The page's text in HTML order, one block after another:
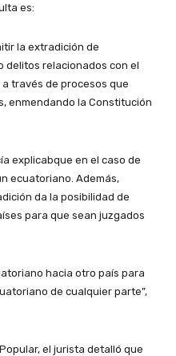
es:
la extradición de
delitos relacionados con el
través de procesos que
enmendando la Constitución
explicabque en el caso de
ecuatoriano. Además,
da la posibilidad de
para que sean juzgados
hacia otro país para
de cualquier parte”,
el jurista detalló que